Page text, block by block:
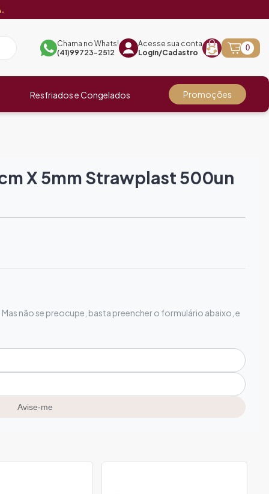
Chama no Whats!
(41)99723-2512
Acesse sua conta
Login/Cadastro
0
Resfriados e Congelados Promoções
X 5mm Strawplast 500un
não se preocupe, basta preencher o formulário abaixo, e
Avise-me